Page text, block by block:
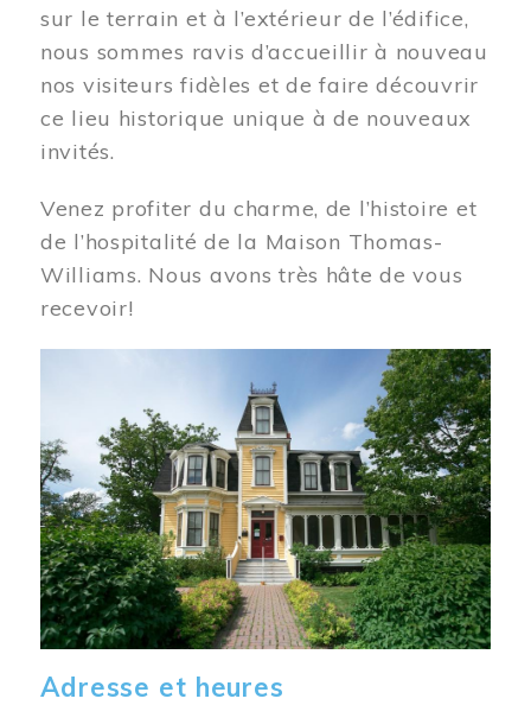
sur le terrain et à l’extérieur de l’édifice,
nous sommes ravis d’accueillir à nouveau
nos visiteurs fidèles et de faire découvrir
ce lieu historique unique à de nouveaux
invités.
Venez profiter du charme, de l’histoire et
de l’hospitalité de la Maison Thomas-
Williams. Nous avons très hâte de vous
recevoir!
Adresse et heures